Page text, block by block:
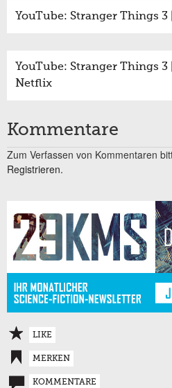
YouTube: Stranger Things
YouTube: Stranger Things 3
Netflix
Kommentare
Zum Verfassen von Kommentaren
Registrieren.
LIKE
MERKEN
KOMMENTARE